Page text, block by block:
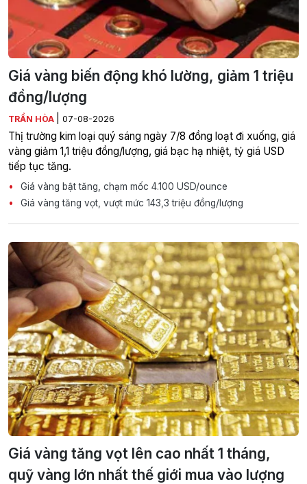
Giá vàng biến động khó lường, giảm 1 triệu
đồng/lượng
TRẦN HÒA 07-08-2026
Thị trường kim loại quý sáng ngày 7/8 đồng loạt đi xuống, giá
vàng giảm 1,1 triệu đồng/lượng, giá bạc hạ nhiệt, tỷ giá USD
tiếp tục tăng.
Giá vàng bật tăng, chạm mốc 4.100 USD/ounce
Giá vàng tăng vọt, vượt mức 143,3 triệu đồng/lượng
Giá vàng tăng vọt lên cao nhất 1 tháng,
quỹ vàng lớn nhất thế giới mua vào lượng